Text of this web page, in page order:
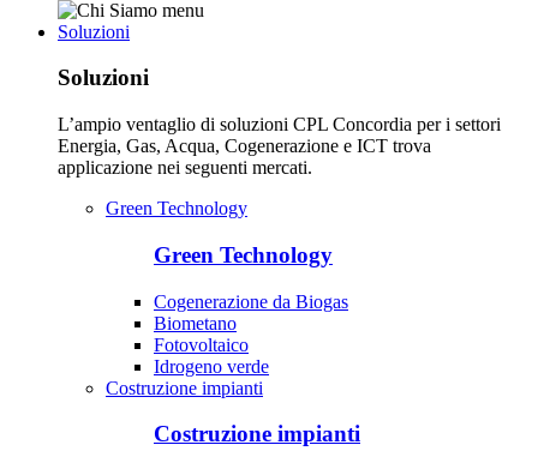
Soluzioni
Soluzioni
L’ampio ventaglio di soluzioni CPL Concordia per i settori
Energia, Gas, Acqua, Cogenerazione e ICT trova
applicazione nei seguenti mercati.
Green Technology
Green Technology
Cogenerazione da Biogas
Biometano
Fotovoltaico
Idrogeno verde
Costruzione impianti
Costruzione impianti